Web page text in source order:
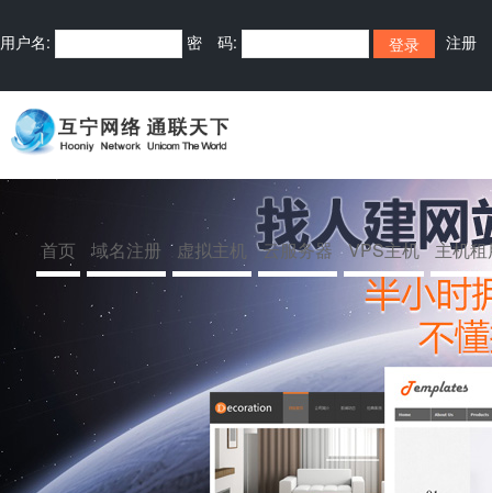
用户名: 密 码: 注册
首页 域名注册 虚拟主机 云服务器 VPS主机 主机